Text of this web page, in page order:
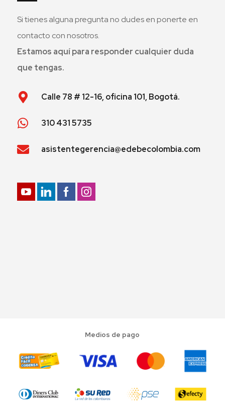
Si tienes alguna pregunta no dudes en ponerte en
contacto con nosotros.
Estamos aquí para responder cualquier duda
que tengas.
Calle 78 # 12-16, oficina 101, Bogotá.
310 431 5735
asistentegerencia@edebecolombia.com
Medios de pago